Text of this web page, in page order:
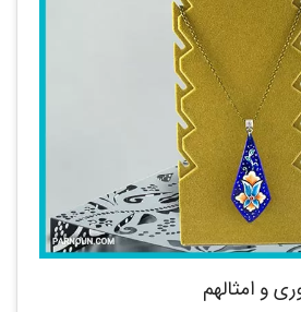
و امثالهم